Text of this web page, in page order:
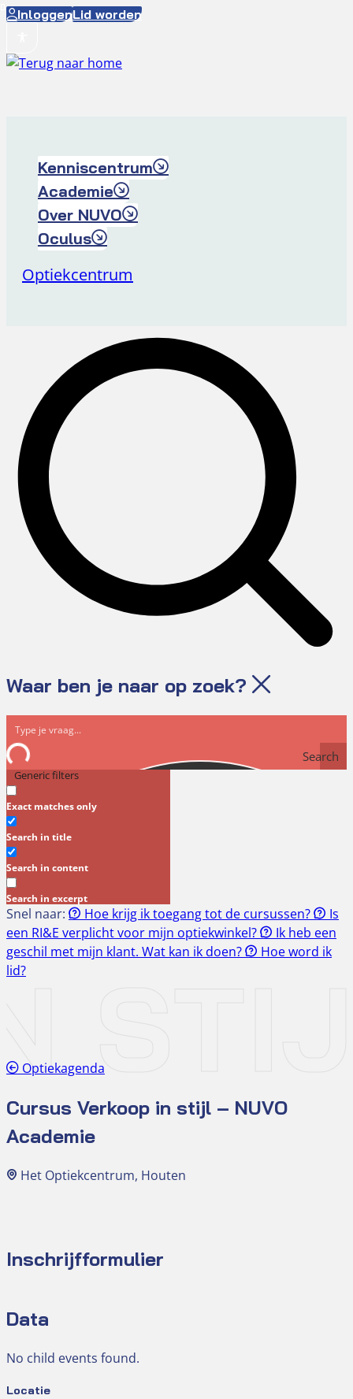
Ga
de
inhoud
InloggenLid worden
Kenniscentrum
Academie
Over NUVO
Oculus
Optiekcentrum
Waar ben je naar op zoek?
Search
Generic filters
Exact matches only
Search in title
Search in content
Search in excerpt
Snel naar: Hoe krijg ik toegang tot de cursussen?
Is
een RI&E verplicht voor mijn optiekwinkel?
Ik heb een
geschil met mijn klant. Wat kan ik doen?
Hoe word ik
lid?
Optiekagenda
Cursus Verkoop in stijl – NUVO
Academie
Het Optiekcentrum, Houten
Inschrijfformulier
Data
No child events found.
Locatie